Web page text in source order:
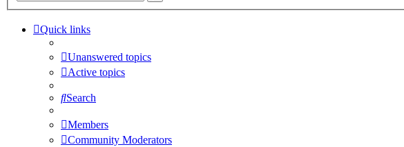
Quick links
Unanswered topics
Active topics
Search
Members
Community Moderators